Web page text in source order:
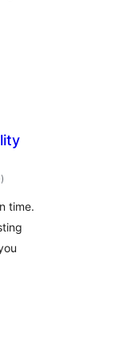
total
de
)
time.